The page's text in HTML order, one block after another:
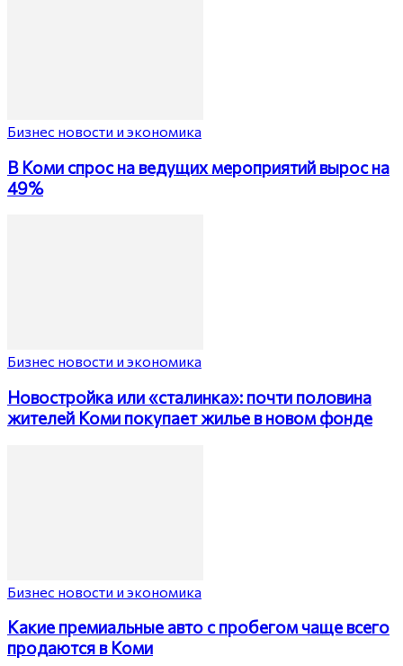
Бизнес новости и экономика
В Коми спрос на ведущих мероприятий вырос на
49%
Бизнес новости и экономика
Новостройка или «сталинка»: почти половина
жителей Коми покупает жилье в новом фонде
Бизнес новости и экономика
Какие премиальные авто с пробегом чаще всего
продаются в Коми